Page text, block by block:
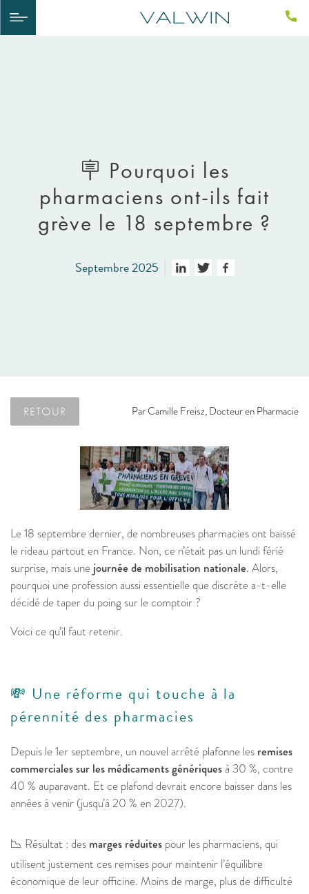
​🪧​ Pourquoi les
pharmaciens ont-ils fait
grève le 18 septembre ?
Septembre 2025
RETOUR ParCamille Freisz, Docteur en Pharmacie
Le 18 septembre dernier, de nombreuses pharmacies ont baissé
le rideau partout en France. Non, ce n’était pas un lundi férié
surprise, mais une journée de mobilisation nationale. Alors,
pourquoi une profession aussi essentielle que discrète a-t-elle
décidé de taper du poing sur le comptoir ?
Voici ce qu’il faut retenir.
💸 Une réforme qui touche à la
pérennité des pharmacies
Depuis le 1er septembre, un nouvel arrêté plafonne les remises
commerciales sur les médicaments génériquesà 30 %, contre
40 % auparavant. Et ce plafond devrait encore baisser dans les
années à venir (jusqu’à 20 % en 2027).
📉 Résultat : des marges réduites pour les pharmaciens, qui
utilisent justement ces remises pour maintenir l’équilibre
économique de leur officine. Moins de marge, plus de difficulté